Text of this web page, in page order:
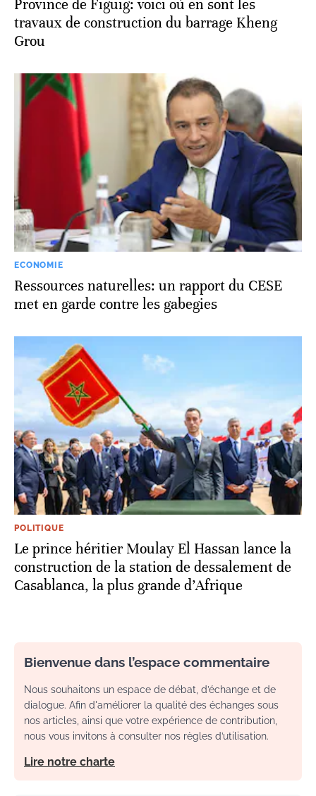
Province de Figuig: voici où en sont les
travaux de construction du barrage Kheng
Grou
ECONOMIE
Ressources naturelles: un rapport du CESE
met en garde contre les gabegies
POLITIQUE
Le prince héritier Moulay El Hassan lance la
construction de la station de dessalement de
Casablanca, la plus grande d’Afrique
Bienvenue dans l’espace commentaire
Nous souhaitons un espace de débat, d’échange et de
dialogue. Afin d'améliorer la qualité des échanges sous
nos articles, ainsi que votre expérience de contribution,
nous vous invitons à consulter nos règles d’utilisation.
Lire notre charte